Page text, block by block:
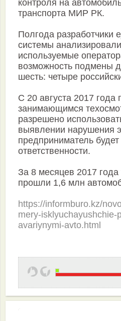
контроля на
транспорта МИР РК.
Полгода разработчики
системы
используемые
возможность подмены
шесть: четыре
С 20 августа 2017
занимающимся
разрешено
выявлении нарушения
предприниматель
ответственности.
За 8 месяцев 2017 года
прошли 1,6 млн
https://informburo.kz/
mery-isklyuchayushchie-
avariynymi-avto.html